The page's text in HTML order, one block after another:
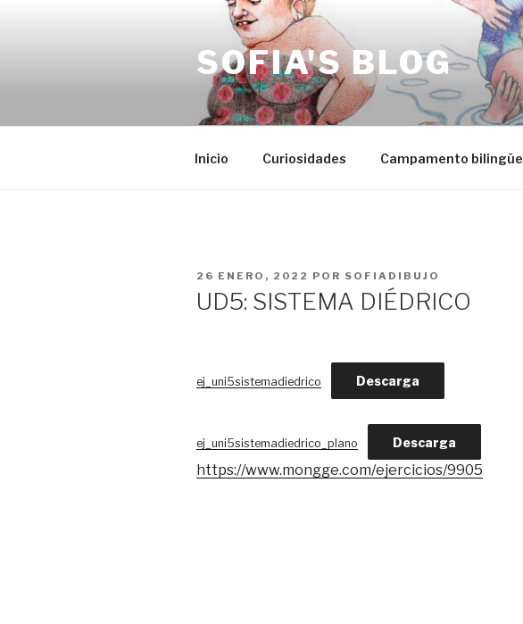
SOFIA'S BLOG
Inicio Curiosidades Campamento bilingüe
PUBLICADO
26 ENERO, 2022 POR SOFIADIBUJO
UD5: SISTEMA DIÉDRICO
ej_uni5sistemadiedrico Descarga
ej_uni5sistemadiedrico_plano Descarga
https://www.mongge.com/ejercicios/9905